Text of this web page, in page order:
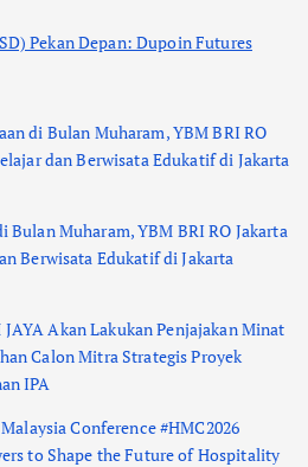
Pekan Depan: Dupoin Futures
di Bulan Muharam, YBM BRI RO
dan Berwisata Edukatif di Jakarta
Bulan Muharam, YBM BRI RO Jakarta
Berwisata Edukatif di Jakarta
JAYA Akan Lakukan Penjajakan Minat
Calon Mitra Strategis Proyek
IPA
Conference #HMC2026
to Shape the Future of Hospitality